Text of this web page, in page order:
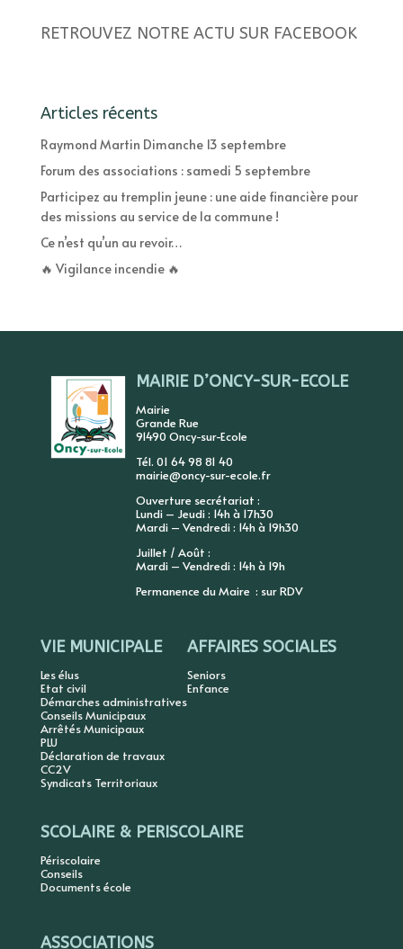
RETROUVEZ NOTRE ACTU SUR FACEBOOK
Articles récents
Raymond Martin Dimanche 13 septembre
Forum des associations : samedi 5 septembre
Participez au tremplin jeune : une aide financière pour
des missions au service de la commune !
Ce n’est qu’un au revoir…
🔥 Vigilance incendie 🔥
MAIRIE D’ONCY-SUR-ECOLE
Mairie
Grande Rue
91490 Oncy-sur-Ecole
Tél. 01 64 98 81 40
mairie@oncy-sur-ecole.fr
Ouverture secrétariat :
Lundi – Jeudi : 14h à 17h30
Mardi – Vendredi : 14h à 19h30
Juillet / Août :
Mardi – Vendredi : 14h à 19h
Permanence du Maire : sur RDV
VIE MUNICIPALE
Les élus
Etat civil
Démarches administratives
Conseils Municipaux
Arrêtés Municipaux
PLU
Déclaration de travaux
CC2V
Syndicats Territoriaux
AFFAIRES SOCIALES
Seniors
Enfance
SCOLAIRE & PERISCOLAIRE
Périscolaire
Conseils
Documents école
ASSOCIATIONS